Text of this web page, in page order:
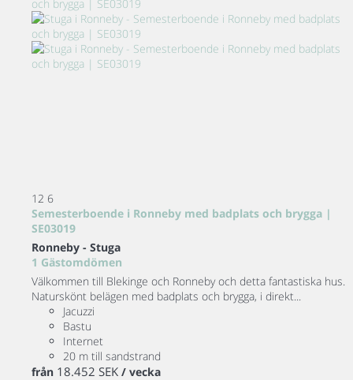
12 6
Semesterboende i Ronneby med badplats och brygga |
SE03019
Ronneby - Stuga
1 Gästomdömen
Välkommen till Blekinge och Ronneby och detta fantastiska hus.
Naturskönt belägen med badplats och brygga, i direkt...
Jacuzzi
Bastu
Internet
20 m till sandstrand
från 18.452 SEK / vecka